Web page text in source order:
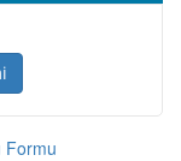
Formu